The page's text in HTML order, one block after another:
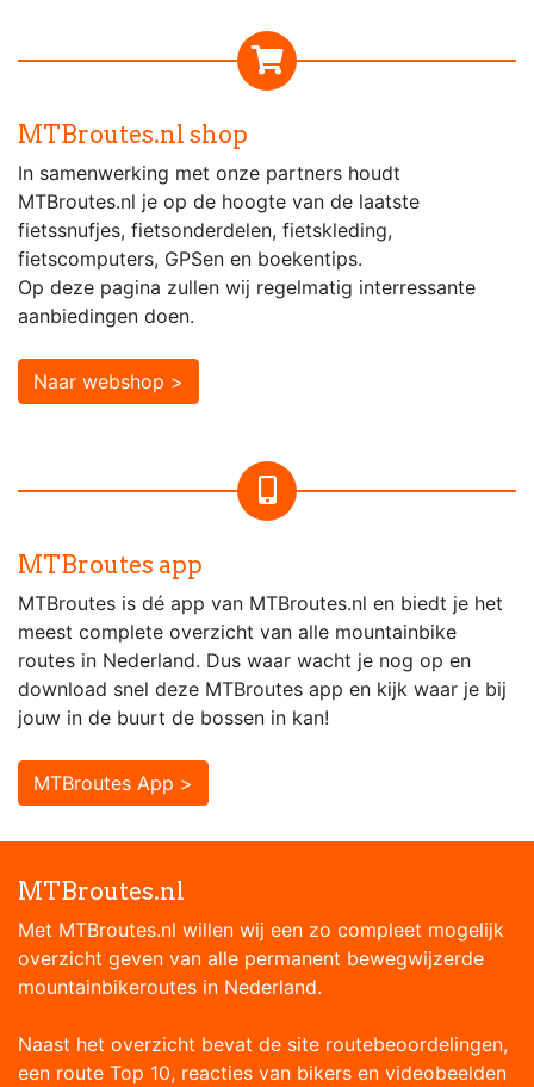
MTBroutes.nl shop
In samenwerking met onze partners houdt
MTBroutes.nl je op de hoogte van de laatste
fietssnufjes, fietsonderdelen, fietskleding,
fietscomputers, GPSen en boekentips.
Op deze pagina zullen wij regelmatig interressante
aanbiedingen doen.
Naar webshop >
MTBroutes app
MTBroutes is dé app van MTBroutes.nl en biedt je het
meest complete overzicht van alle mountainbike
routes in Nederland. Dus waar wacht je nog op en
download snel deze MTBroutes app en kijk waar je bij
jouw in de buurt de bossen in kan!
MTBroutes App >
MTBroutes.nl
Met MTBroutes.nl willen wij een zo compleet mogelijk
overzicht geven van alle permanent bewegwijzerde
mountainbikeroutes in Nederland.
Naast het overzicht bevat de site routebeoordelingen,
een route Top 10, reacties van bikers en videobeelden